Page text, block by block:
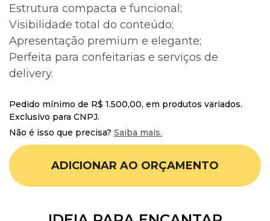
Estrutura compacta e funcional;
Visibilidade total do conteúdo;
Apresentação premium e elegante;
Perfeita para confeitarias e serviços de
delivery.
Pedido mínimo de R$ 1.500,00, em produtos variados.
Exclusivo para CNPJ.
Não é isso que precisa? Saiba mais.
ADICIONAR AO ORÇAMENTO